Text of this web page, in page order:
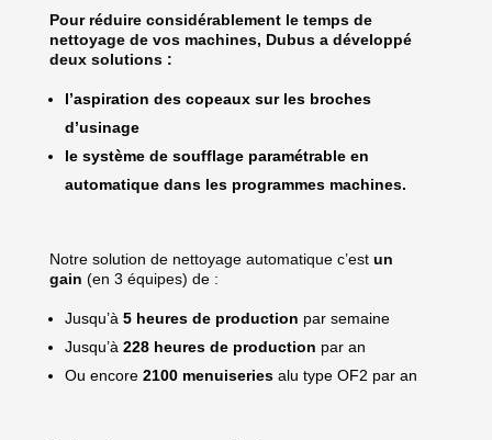
Pour réduire considérablement le temps de
nettoyage de vos machines, Dubus a développé
deux solutions :
l’aspiration des copeaux sur les broches
d’usinage
le système de soufflage paramétrable en
automatique dans les programmes machines.
Notre solution de nettoyage automatique c’est un
gain (en 3 équipes) de :
Jusqu’à 5 heures de production par semaine
Jusqu’à 228 heures de production par an
Ou encore 2100 menuiseriesalu type OF2 par an